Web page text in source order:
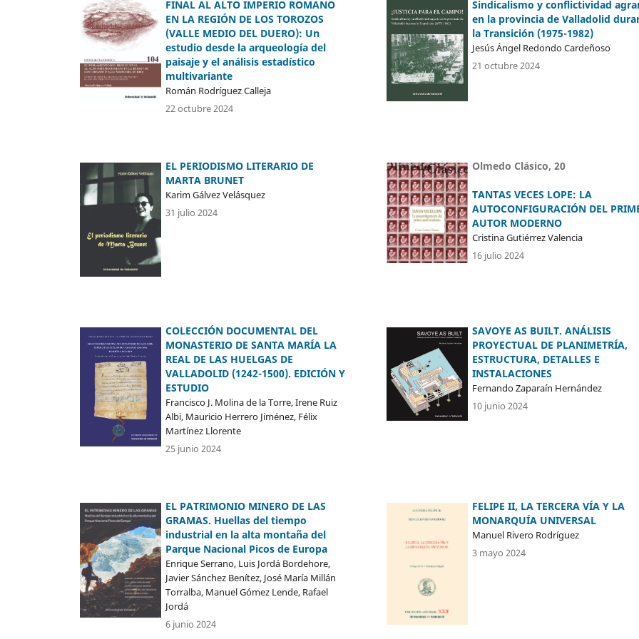
FINAL AL ALTO IMPERIO ROMANO
EN LA REGIÓN DE LOS TOROZOS
(VALLE MEDIO DEL DUERO): Un
estudio desde la arqueología del
paisaje y el análisis estadístico
multivariante
Román Rodríguez Calleja
22 octubre 2024
Sindicalismo y conflictividad
en la provincia de Valladolid
la Transición (1975-1982)
Jesús Ángel Redondo Cardeñoso
21 octubre 2024
EL PERIODISMO LITERARIO DE
MARTA BRUNET
Karim Gálvez Velásquez
31 julio 2024
Olmedo Clásico, 20
TANTAS VECES LOPE: LA
AUTOCONFIGURACIÓN DEL
AUTOR MODERNO
Cristina Gutiérrez Valencia
16 julio 2024
COLECCIÓN DOCUMENTAL DEL
MONASTERIO DE SANTA MARÍA LA
REAL DE LAS HUELGAS DE
VALLADOLID (1242-1500). EDICIÓN Y
ESTUDIO
Francisco J. Molina de la Torre, Irene Ruiz
Albi, Mauricio Herrero Jiménez, Félix
Martínez Llorente
25 junio 2024
SAVOYE AS BUILT. ANÁLISIS
PROYECTUAL DE PLANIMETRÍA,
ESTRUCTURA, DETALLES E
INSTALACIONES
Fernando Zaparaín Hernández
10 junio 2024
EL PATRIMONIO MINERO DE LAS
GRAMAS. Huellas del tiempo
industrial en la alta montaña del
Parque Nacional Picos de Europa
Enrique Serrano, Luis Jordá Bordehore,
Javier Sánchez Benítez, José María Millán
Torralba, Manuel Gómez Lende, Rafael
Jordá
6 junio 2024
FELIPE II, LA TERCERA VÍA Y LA
MONARQUÍA UNIVERSAL
Manuel Rivero Rodríguez
3 mayo 2024